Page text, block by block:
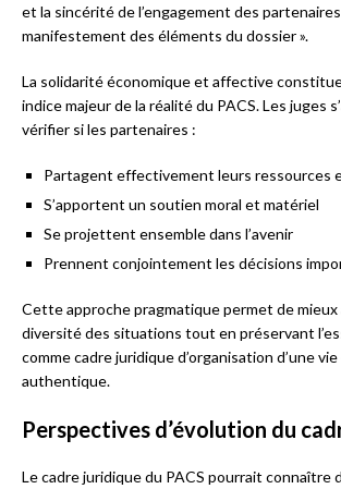
et la sincérité de l’engagement des
manifestement des éléments du dossier ».
La solidarité économique et affective
indice majeur de la réalité du PACS. Les juges
vérifier si les partenaires :
Partagent effectivement leurs ressources
S’apportent un soutien moral et matériel
Se projettent ensemble dans l’avenir
Prennent conjointement les décisions
Cette approche pragmatique permet de mieux
diversité des situations tout en préservant
comme cadre juridique d’organisation d’une
authentique.
Perspectives d’évolution du
Le cadre juridique du PACS pourrait connaître